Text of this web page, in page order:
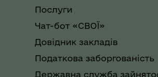
Послуги
Чат-бот «СВОЇ»
Довідник закладів
Податкова заборгованість
Державна служба